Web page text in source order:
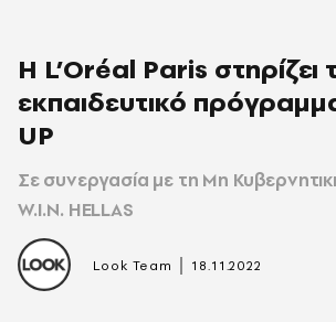
Η L’Oréal Paris στηρίζει
εκπαιδευτικό
UP
Σε συνεργασία με τη Μη
W.I.N. HELLAS
Look Team 18.11.2022